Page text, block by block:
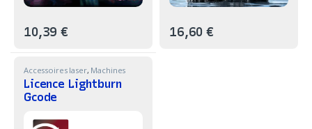
10,39€ 16,60€
Accessoires laser, Machines
Licence Lightburn
Gcode